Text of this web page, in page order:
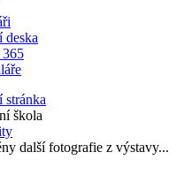
deska
stránka
škola
další fotografie z výstavy...